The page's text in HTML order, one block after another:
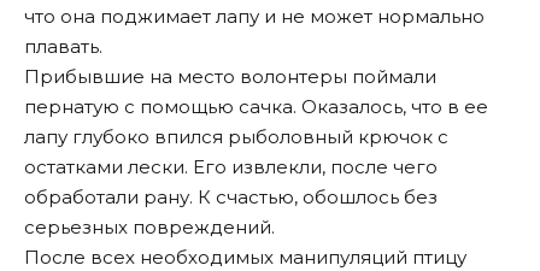
что она поджимает лапу и не может нормально
плавать.
Прибывшие на место волонтеры поймали
пернатую с помощью сачка. Оказалось, что в ее
лапу глубоко впился рыболовный крючок с
остатками лески. Его извлекли, после чего
обработали рану. К счастью, обошлось без
серьезных повреждений.
После всех необходимых манипуляций птицу